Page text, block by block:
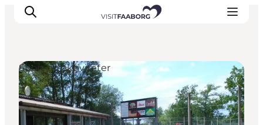
Overnatning
Spisesteder
Sport og aktiviteter